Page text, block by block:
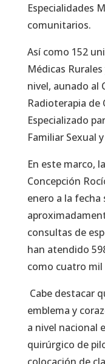
Especialidades
comunitarios.
Así como 152
Médicas
nivel, aunado al
Radioterapia de
Especializado
Familiar Sexual
En este marco,
Concepción
enero a la fecha
consultas de
han atendido
como cuatro mil
Cabe destacar
emblema y
a nivel nacional
quirúrgico de
colocación de